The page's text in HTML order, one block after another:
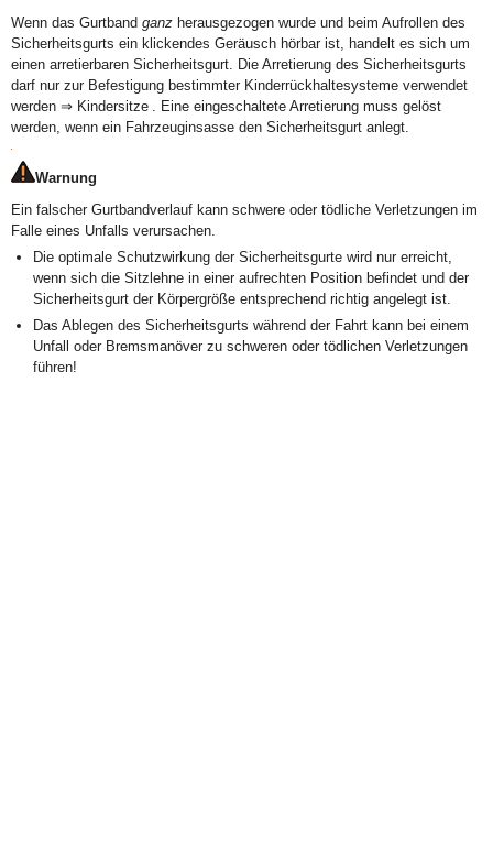
Wenn das Gurtband ganz herausgezogen wurde und beim Aufrollen des
Sicherheitsgurts ein klickendes Geräusch hörbar ist, handelt es sich um
einen arretierbaren Sicherheitsgurt. Die Arretierung des Sicherheitsgurts
darf nur zur Befestigung bestimmter Kinderrückhaltesysteme verwendet
werden ⇒ Kindersitze . Eine eingeschaltete Arretierung muss gelöst
werden, wenn ein Fahrzeuginsasse den Sicherheitsgurt anlegt.
Warnung
Ein falscher Gurtbandverlauf kann schwere oder tödliche Verletzungen im
Falle eines Unfalls verursachen.
Die optimale Schutzwirkung der Sicherheitsgurte wird nur erreicht,
wenn sich die Sitzlehne in einer aufrechten Position befindet und der
Sicherheitsgurt der Körpergröße entsprechend richtig angelegt ist.
Das Ablegen des Sicherheitsgurts während der Fahrt kann bei einem
Unfall oder Bremsmanöver zu schweren oder tödlichen Verletzungen
führen!